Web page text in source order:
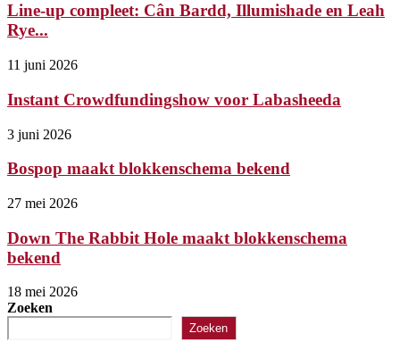
Line-up compleet: Cân Bardd, Illumishade en Leah
Rye...
11 juni 2026
Instant Crowdfundingshow voor Labasheeda
3 juni 2026
Bospop maakt blokkenschema bekend
27 mei 2026
Down The Rabbit Hole maakt blokkenschema
bekend
18 mei 2026
Zoeken
Zoeken